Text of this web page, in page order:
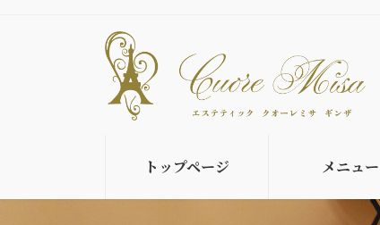
プ
動
トップページ メニュー